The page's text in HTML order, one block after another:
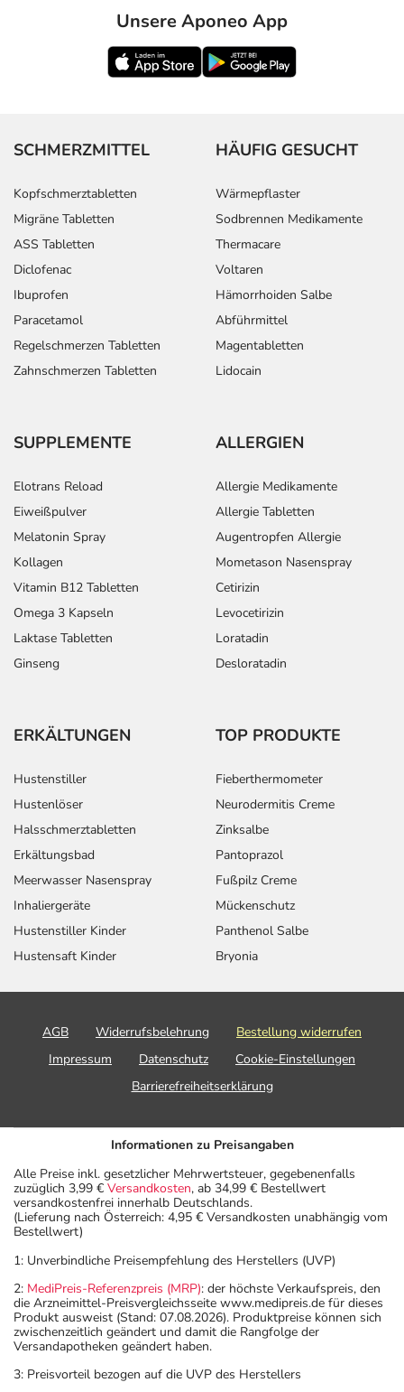
Unsere Aponeo App
SCHMERZMITTEL
Kopfschmerztabletten
Migräne Tabletten
ASS Tabletten
Diclofenac
Ibuprofen
Paracetamol
Regelschmerzen Tabletten
Zahnschmerzen Tabletten
HÄUFIG GESUCHT
Wärmepflaster
Sodbrennen Medikamente
Thermacare
Voltaren
Hämorrhoiden Salbe
Abführmittel
Magentabletten
Lidocain
SUPPLEMENTE
Elotrans Reload
Eiweißpulver
Melatonin Spray
Kollagen
Vitamin B12 Tabletten
Omega 3 Kapseln
Laktase Tabletten
Ginseng
ALLERGIEN
Allergie Medikamente
Allergie Tabletten
Augentropfen Allergie
Mometason Nasenspray
Cetirizin
Levocetirizin
Loratadin
Desloratadin
ERKÄLTUNGEN
Hustenstiller
Hustenlöser
Halsschmerztabletten
Erkältungsbad
Meerwasser Nasenspray
Inhaliergeräte
Hustenstiller Kinder
Hustensaft Kinder
TOP PRODUKTE
Fieberthermometer
Neurodermitis Creme
Zinksalbe
Pantoprazol
Fußpilz Creme
Mückenschutz
Panthenol Salbe
Bryonia
AGB Widerrufsbelehrung
Bestellung widerrufen
Impressum
Datenschutz
Cookie-Einstellungen
Barrierefreiheitserklärung
Informationen zu Preisangaben
Alle Preise inkl. gesetzlicher Mehrwertsteuer, gegebenenfalls
zuzüglich 3,99 € Versandkosten, ab 34,99 € Bestellwert
versandkostenfrei innerhalb Deutschlands.
(Lieferung nach Österreich: 4,95 € Versandkosten unabhängig vom
Bestellwert)
1: Unverbindliche Preisempfehlung des Herstellers (UVP)
2: MediPreis-Referenzpreis (MRP): der höchste Verkaufspreis, den
die Arzneimittel-Preisvergleichsseite www.medipreis.de für dieses
Produkt ausweist (Stand: 07.08.2026). Produktpreise können sich
zwischenzeitlich geändert und damit die Rangfolge der
Versandapotheken geändert haben.
3: Preisvorteil bezogen auf die UVP des Herstellers